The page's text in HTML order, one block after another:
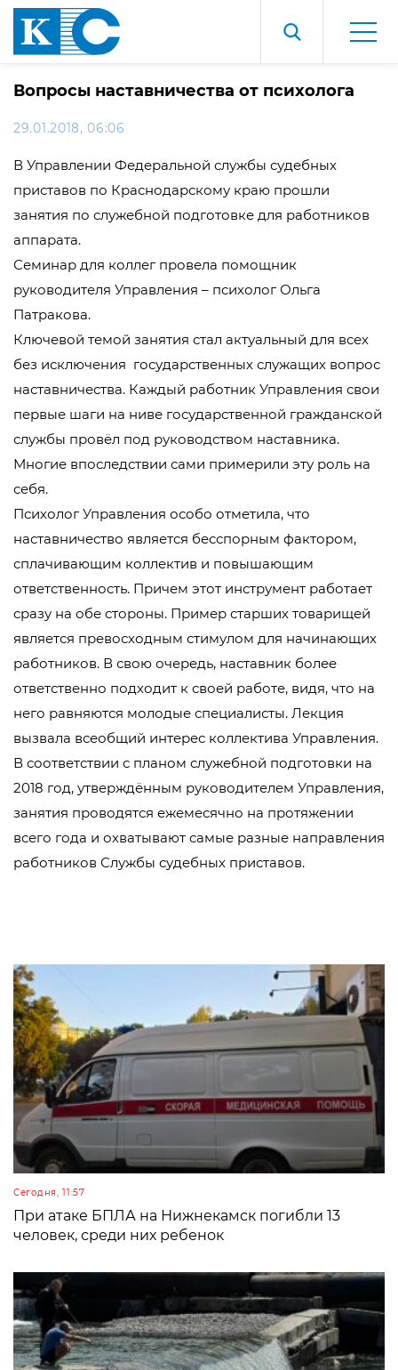
Вопросы наставничества от психолога
29.01.2018, 06:06
В Управлении Федеральной службы судебных
приставов по Краснодарскому краю прошли
занятия по служебной подготовке для работников
аппарата.
Семинар для коллег провела помощник
руководителя Управления – психолог Ольга
Патракова.
Ключевой темой занятия стал актуальный для всех
без исключения государственных служащих вопрос
наставничества. Каждый работник Управления свои
первые шаги на ниве государственной гражданской
службы провёл под руководством наставника.
Многие впоследствии сами примерили эту роль на
себя.
Психолог Управления особо отметила, что
наставничество является бесспорным фактором,
сплачивающим коллектив и повышающим
ответственность. Причем этот инструмент работает
сразу на обе стороны. Пример старших товарищей
является превосходным стимулом для начинающих
работников. В свою очередь, наставник более
ответственно подходит к своей работе, видя, что на
него равняются молодые специалисты. Лекция
вызвала всеобщий интерес коллектива Управления.
В соответствии с планом служебной подготовки на
2018 год, утверждённым руководителем Управления,
занятия проводятся ежемесячно на протяжении
всего года и охватывают самые разные направления
работников Службы судебных приставов.
Сегодня, 11:57
При атаке БПЛА на Нижнекамск погибли 13
человек, среди них ребенок